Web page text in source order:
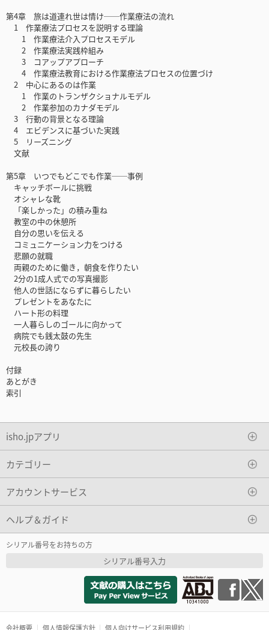
第4章 旅は道連れ世は情け──作業療法の流れ
1 作業療法プロセスを説明する理論
1 作業療法介入プロセスモデル
2 作業療法実践枠組み
3 コアップアプローチ
4 作業療法教育における作業療法プロセスの位置づけ
2 中心にあるのは作業
1 作業のトランザクショナルモデル
2 作業参加のカナダモデル
3 行動の背景となる理論
4 エビデンスに基づいた実践
5 リーズニング
文献
第5章 いつでもどこでも作業──事例
キャッチボールに挑戦
オシャレな靴
「楽しかった」の積み重ね
教室の中の休憩所
自分の思いを伝える
コミュニケーション力をつける
悲願の就職
両親のために働き，朝食を作りたい
2分の1成人式での写真撮影
他人の世話にならずに暮らしたい
プレゼントをあなたに
ハート形の料理
一人暮らしのゴールに向かって
病院でも銭太鼓の先生
元校長の誇り
付録
あとがき
索引
isho.jpアプリ
カテゴリー
アカウントサービス
ヘルプ＆ガイド
シリアル番号をお持ちの方
シリアル番号入力
会社概要 個人情報保護方針 個人向けサービス利用規約